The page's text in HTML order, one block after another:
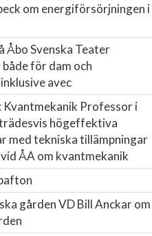
om energiförsörjningen i
Åbo Svenska Teater
för dam och
avec
Kvantmekanik Professor i
högeffektiva
med tekniska tillämpningar
ÅA om kvantmekanik
gårdenVD Bill Anckar om